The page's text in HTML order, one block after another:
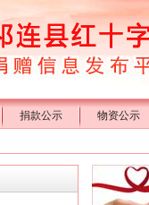
捐款公示 物资公示